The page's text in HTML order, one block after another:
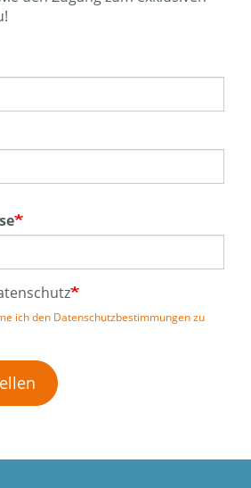
ich den Datenschutzbestimmungen zu